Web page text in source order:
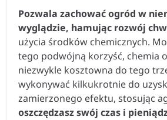
Pozwala zachować ogród w
wyglądzie, hamując rozwój
użycia środków chemicznych.
tego podwójną korzyść, chemia
niezwykle kosztowna do tego
wykonywać kilkukrotnie do
zamierzonego efektu, stosując
oszczędzasz swój czas i